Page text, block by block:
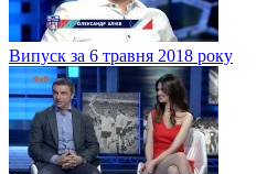
Випуск за 6 травня 2018 року